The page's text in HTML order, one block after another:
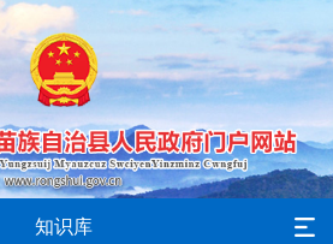
知识库